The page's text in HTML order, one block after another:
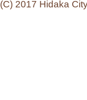
(C) 2017 Hidaka